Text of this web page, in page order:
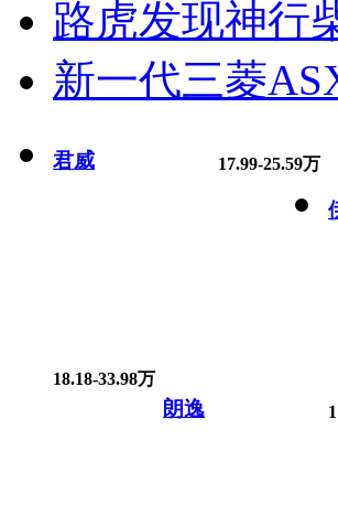
路虎发现神行
新一代三菱
君威 17.99-25.59万
18.18-33.98万
朗逸